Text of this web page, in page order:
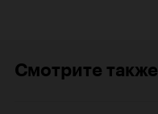
Смотрите также